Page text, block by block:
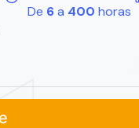
De 6a 400 horas